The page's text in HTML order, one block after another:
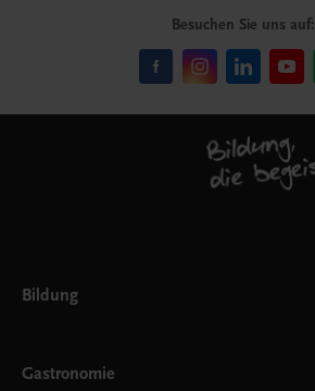
Besuchen Sie uns auf:
Bildung
AHS
Gastronomie